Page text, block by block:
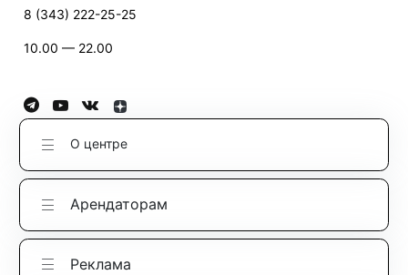
8 (343) 222-25-25
10.00 — 22.00
О центре
Арендаторам
Реклама